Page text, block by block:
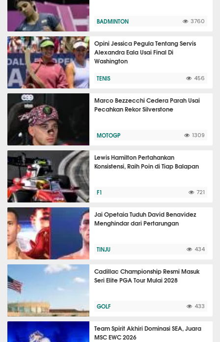
BADMINTON 3760
Opini Jessica Pegula Tentang Servis
Alexandra Eala Usai Final Di
Washington
TENIS 456
Marco Bezzecchi Cedera Parah Usai
Pecahkan Rekor Silverstone
MOTOGP 1309
Lewis Hamilton Pertahankan
Konsistensi, Raih Poin di Tiap Balapan
F1 721
Jai Opetaia Tuduh David Benavidez
Menghindar dari Pertarungan
TINJU 434
Cadillac Championship Resmi Masuk
Seri Elite PGA Tour Mulai 2028
GOLF 433
Team Spirit Akhiri Dominasi SEA, Juara
MSC EWC 2026